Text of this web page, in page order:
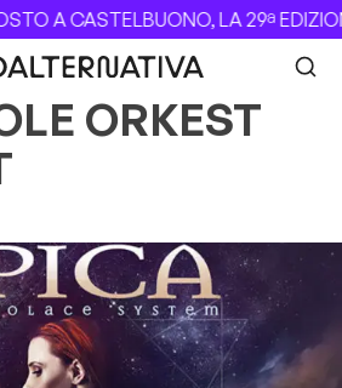
A CASTELBUONO, LA 29ª
ORKEST